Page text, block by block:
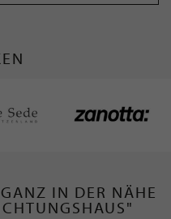
IN DER NÄHE